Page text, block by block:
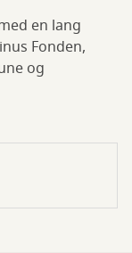
en lang
Fonden,
og